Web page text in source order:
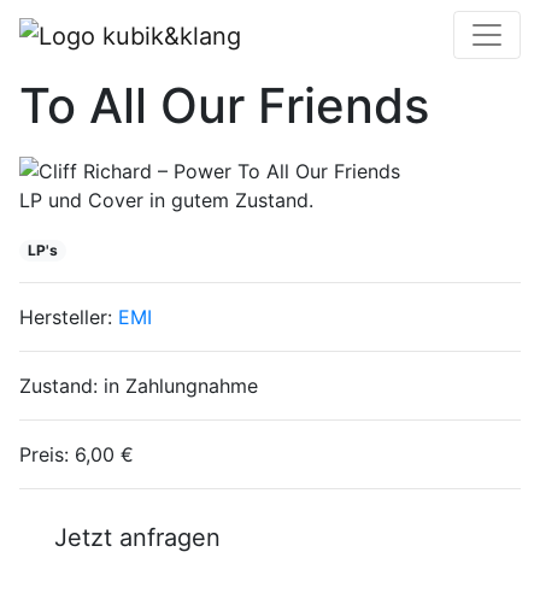
Cliff Richard – Power
To All Our Friends
LP und Cover in gutem Zustand.
LP's
Hersteller: EMI
Zustand: in Zahlungnahme
Preis: 6,00 €
Jetzt anfragen